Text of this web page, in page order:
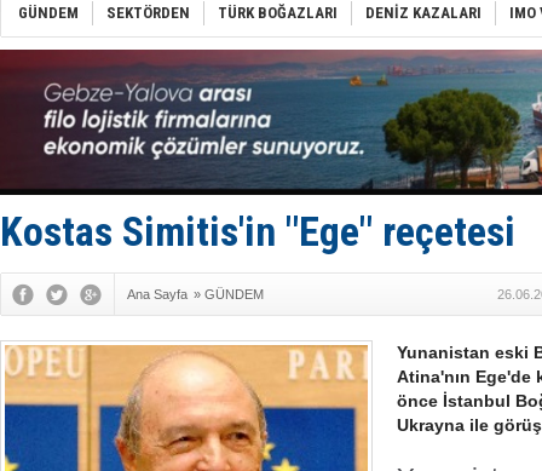
LNG
PROYAD,
Türkiye-
Türk
Deniz
DÖDER,
Fairline,
Baltık
Runit
Türk
GÜNDEM SEKTÖRDEN TÜRK BOĞAZLARI DENİZ KAZALARI IMO
Kostas Simitis'in "Ege" reçetesi
Ana Sayfa » GÜNDEM
Yunanistan eski
Atina'nın Ege'de
önce İstanbul
Ukrayna ile